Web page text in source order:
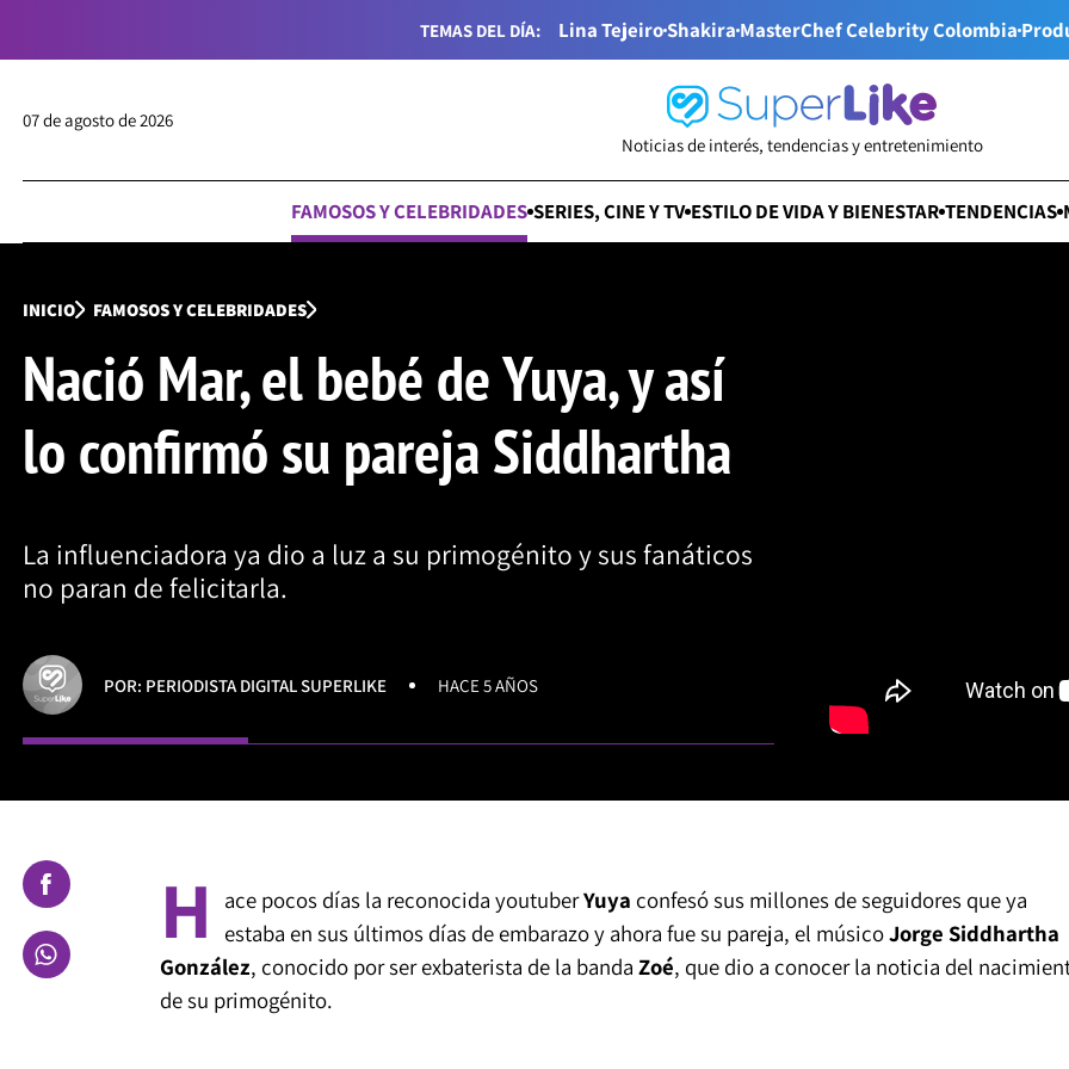
TEMAS DEL DÍA: Lina TejeiroShakiraMasterChef Celebrity Colombia
07 de agosto de 2026
Noticias de interés, tendencias y entretenimiento
FAMOSOS Y CELEBRIDADES SERIES, CINE Y TV ESTILO DE VIDA Y BIENESTAR TENDENCIAS
INICIO FAMOSOS Y CELEBRIDADES
Nació Mar, el bebé de Yuya, y así
lo confirmó su pareja Siddhartha
La influenciadora ya dio a luz a su primogénito y sus fanáticos
no paran de felicitarla.
POR: PERIODISTA DIGITAL SUPERLIKE HACE 5 AÑOS
H ace pocos días la reconocida youtuberYuya confesó sus millones de seguidores que ya
estaba en sus últimos días de embarazo y ahora fue su pareja, el músicoJorge Siddhartha
González, conocido por ser exbaterista de la banda Zoé, que dio a conocer la noticia del
de su primogénito.